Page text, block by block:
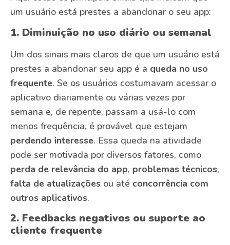
um usuário está prestes a abandonar o seu app:
1. Diminuição no uso diário ou semanal
Um dos sinais mais claros de que um usuário está
prestes a abandonar seu app é a queda no uso
frequente. Se os usuários costumavam acessar o
aplicativo diariamente ou várias vezes por
semana e, de repente, passam a usá-lo com
menos frequência, é provável que estejam
perdendo interesse. Essa queda na atividade
pode ser motivada por diversos fatores, como
perda de relevância do app, problemas técnicos,
falta de atualizações ou até concorrência com
outros aplicativos.
2. Feedbacks negativos ou suporte ao
cliente frequente